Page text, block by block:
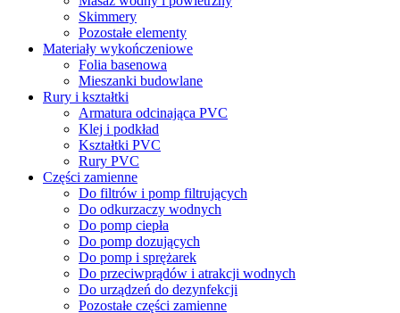
Skimmery
Pozostałe elementy
Materiały wykończeniowe
Folia basenowa
Mieszanki budowlane
Rury i kształtki
Armatura odcinająca PVC
Klej i podkład
Kształtki PVC
Rury PVC
Części zamienne
Do filtrów i pomp filtrujących
Do odkurzaczy wodnych
Do pomp ciepła
Do pomp dozujących
Do pomp i sprężarek
Do przeciwprądów i atrakcji wodnych
Do urządzeń do dezynfekcji
Pozostałe części zamienne